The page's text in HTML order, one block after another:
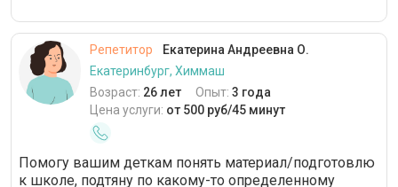
Репетитор
Екатерина Андреевна О.
Екатеринбург, Химмаш
Возраст: 26 лет Опыт: 3 года
Цена услуги: от 500 руб/45 минут
Помогу вашим деткам понять материал/подготовлю
к школе, подтяну по какому-то определенному